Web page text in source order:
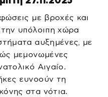
με βροχές και
υπόλοιπη χώρα
αυξημένες, με
μεμονωμένες
Αιγαίο.
ευνοούν τη
στα νότια.